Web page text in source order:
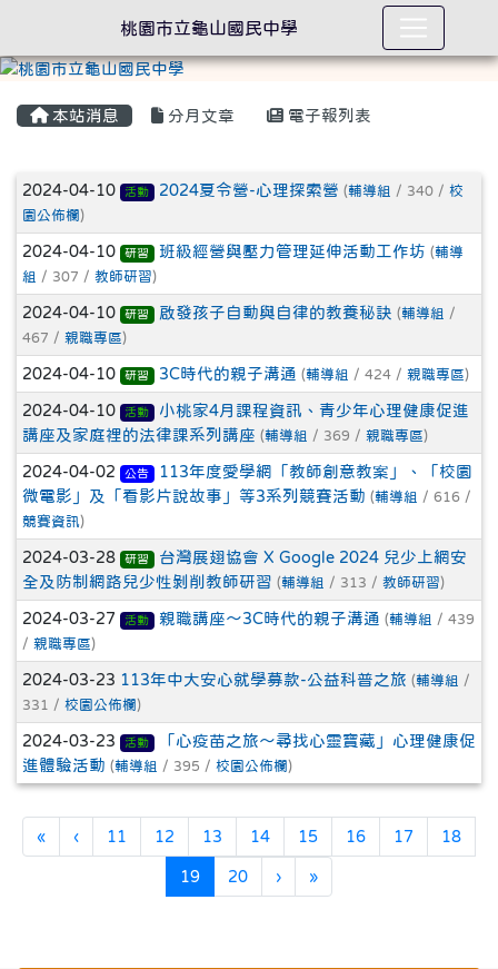
本站消息 分月文章 電子報列表
文章列表
2024-04-10 活動 2024夏令營-心理探索營 (輔導組 / 340 / 校
園公佈欄 )
2024-04-10 研習 班級經營與壓力管理延伸活動工作坊 (輔導
組 / 307 / 教師研習)
2024-04-10 研習 啟發孩子自動與自律的教養秘訣 (輔導組 /
467 / 親職專區)
2024-04-10 研習 3C時代的親子溝通 (輔導組 / 424 / 親職專區)
2024-04-10 活動
小桃家4月課程資訊、青少年心理健康促進
講座及家庭裡的法律課系列講座 (輔導組 / 369 / 親職專區)
2024-04-02 公告
113年度愛學網「教師創意教案」、「校園
微電影」及「看影片說故事」等3系列競賽活動 (輔導組 / 616 /
競賽資訊)
2024-03-28 研習
台灣展翅協會 X Google 2024 兒少上網安
全及防制網路兒少性剝削教師研習 (輔導組 / 313 / 教師研習)
2024-03-27 活動 親職講座～3C時代的親子溝通 (輔導組 / 439
/ 親職專區)
2024-03-23 113年中大安心就學募款-公益科普之旅 (輔導組 /
331 / 校園公佈欄 )
2024-03-23 活動
「心疫苗之旅～尋找心靈寶藏」心理健康促
進體驗活動 (輔導組 / 395 / 校園公佈欄 )
«第一頁
‹上一頁
11 12 13 14 15 16 17 18
19(目前頁次)
20 ›下一頁
»最後頁
桃園市立龜山國民中學